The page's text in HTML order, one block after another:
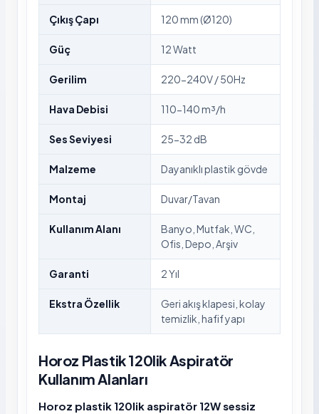
Çıkış Çapı 120 mm (Ø120)
Güç 12 Watt
Gerilim 220-240V / 50Hz
Hava Debisi 110-140 m³/h
Ses Seviyesi 25-32 dB
Malzeme Dayanıklı plastik gövde
Montaj Duvar/Tavan
Kullanım Alanı
Banyo, Mutfak, WC,
Ofis, Depo, Arşiv
Garanti 2 Yıl
Ekstra Özellik
Geri akış klapesi, kolay
temizlik, hafif yapı
Horoz Plastik 120lik Aspiratör
Kullanım Alanları
Horoz plastik 120lik aspiratör 12W sessiz